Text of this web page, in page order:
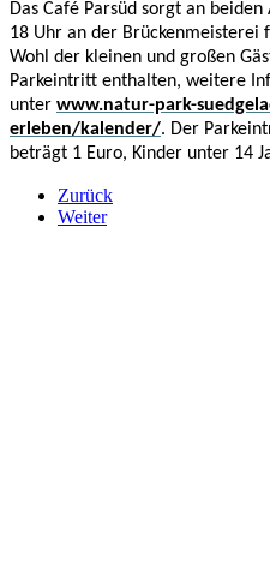
Das Café Parsüd sorgt an
18 Uhr an der Brückenmeisterei
Wohl der kleinen und großen
Parkeintritt enthalten, weitere
unter www.natur-park-
erleben/kalender/. Der
beträgt 1 Euro, Kinder unter 14
Zurück
Weiter